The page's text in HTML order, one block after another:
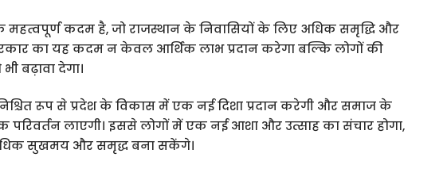
महत्वपूर्ण कदम है, जो राजस्थान के निवासियों के लिए अधिक समृद्धि और
का यह कदम न केवल आर्थिक लाभ प्रदान करेगा बल्कि लोगों की
बढ़ावा देगा।
रूप से प्रदेश के विकास में एक नई दिशा प्रदान करेगी और समाज के
परिवर्तन लाएगी। इससे लोगों में एक नई आशा और उत्साह का संचार होगा,
सुखमय और समृद्ध बना सकेंगे।